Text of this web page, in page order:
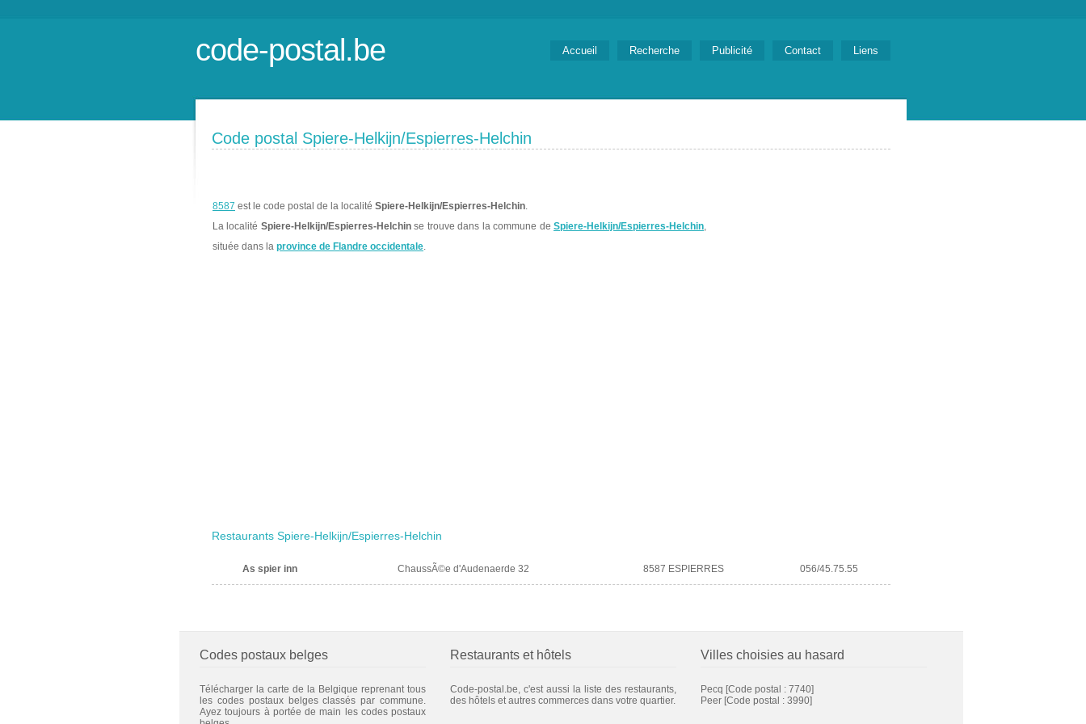
code-postal.be Accueil Recherche Publicité Contact Liens
Code postal Spiere-Helkijn/Espierres-Helchin
8587 est le code postal de la localité Spiere-Helkijn/Espierres-Helchin.
La localité Spiere-Helkijn/Espierres-Helchinse trouve dans la commune deSpiere-Helkijn/Espierres-Helchin,
située dans la province de Flandre occidentale.
Restaurants Spiere-Helkijn/Espierres-Helchin
As spier inn ChaussÃ©e d'Audenaerde 32 8587 ESPIERRES 056/45.75.55
Codes postaux belges
Télécharger la carte de la Belgique reprenant tous
les codes postaux belges classés par commune.
Ayez toujours à portée de main les codes postaux
Restaurants et hôtels
Code-postal.be, c'est aussi la liste des restaurants,
des hôtels et autres commerces dans votre quartier.
Villes choisies au hasard
Pecq [Code postal : 7740]
Peer [Code postal : 3990]